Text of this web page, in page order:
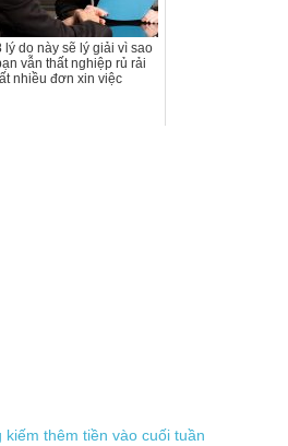
lý do này sẽ lý giải vì sao
vẫn thất nghiệp rủ rải
nhiều đơn xin việc
kiếm thêm tiền vào cuối tuần